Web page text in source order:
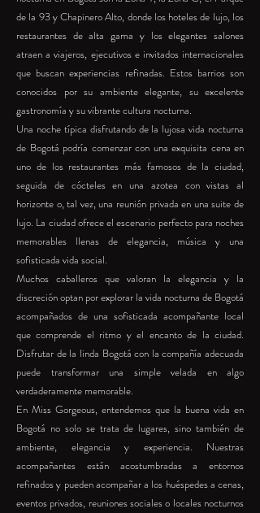
de la 93 y Chapinero Alto, donde los hoteles de lujo, los
restaurantes de alta gama y los elegantes salones
atraen a viajeros, ejecutivos e invitados internacionales
que buscan experiencias refinadas. Estos barrios son
conocidos por su ambiente elegante, su excelente
gastronomía y su vibrante cultura nocturna.
Una noche típica disfrutando de la lujosa vida nocturna
de Bogotá podría comenzar con una exquisita cena en
uno de los restaurantes más famosos de la ciudad,
seguida de cócteles en una azotea con vistas al
horizonte o, tal vez, una reunión privada en una suite de
lujo. La ciudad ofrece el escenario perfecto para noches
memorables llenas de elegancia, música y una
sofisticada vida social.
Muchos caballeros que valoran la elegancia y la
discreción optan por explorar la vida nocturna de Bogotá
acompañados de una sofisticada acompañante local
que comprende el ritmo y el encanto de la ciudad.
Disfrutar de la linda Bogotá con la compañía adecuada
puede transformar una simple velada en algo
verdaderamente memorable.
En Miss Gorgeous, entendemos que la buena vida en
Bogotá no solo se trata de lugares, sino también de
ambiente, elegancia y experiencia. Nuestras
acompañantes están acostumbradas a entornos
refinados y pueden acompañar a los huéspedes a cenas,
eventos privados, reuniones sociales o locales nocturnos